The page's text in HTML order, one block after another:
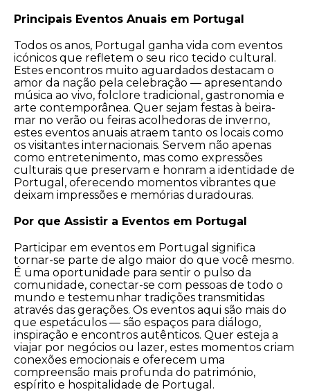
Principais Eventos Anuais em Portugal
Todos os anos, Portugal ganha vida com eventos
icónicos que refletem o seu rico tecido cultural.
Estes encontros muito aguardados destacam o
amor da nação pela celebração — apresentando
música ao vivo, folclore tradicional, gastronomia e
arte contemporânea. Quer sejam festas à beira-
mar no verão ou feiras acolhedoras de inverno,
estes eventos anuais atraem tanto os locais como
os visitantes internacionais. Servem não apenas
como entretenimento, mas como expressões
culturais que preservam e honram a identidade de
Portugal, oferecendo momentos vibrantes que
deixam impressões e memórias duradouras.
Por que Assistir a Eventos em Portugal
Participar em eventos em Portugal significa
tornar-se parte de algo maior do que você mesmo.
É uma oportunidade para sentir o pulso da
comunidade, conectar-se com pessoas de todo o
mundo e testemunhar tradições transmitidas
através das gerações. Os eventos aqui são mais do
que espetáculos — são espaços para diálogo,
inspiração e encontros autênticos. Quer esteja a
viajar por negócios ou lazer, estes momentos criam
conexões emocionais e oferecem uma
compreensão mais profunda do património,
espírito e hospitalidade de Portugal.